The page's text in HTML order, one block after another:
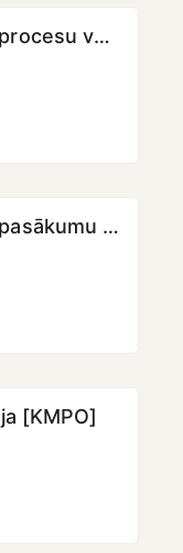
MakZB673-NLK: Kultūras procesu vadības pamati I [KMPO] [LKK]
MakZB689-NLK: Kultūras pasākumu producēšana I [KMPO] [LKK]
[KMPO]